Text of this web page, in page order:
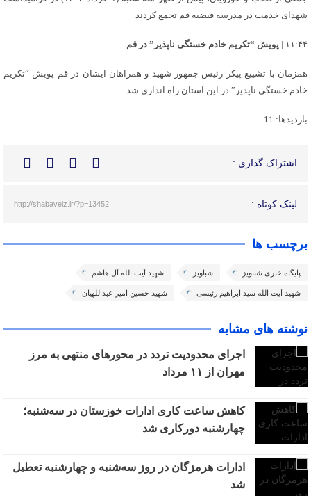
شهدای خدمت در مدرسه فیضیه قم تجمع کردند
۱۱:۴۴ | پویش “تکریم خادم خستگی ناپذیر” در قم
همزمان با تشییع پیکر رئیس جمهور شهید و همراهان ایشان در قم پویش “تکریم
خادم خستگی ناپذیر” در این استان راه اندازی شد
بازدیدها: 11
اشتراک گذاری :
لینک کوتاه : http://shabaveiz.ir/?p=13452
برچسب ها
پایگاه خبری شباویز شباویز شهید آیت الله آل هاشم
شهید آیت الله سید ابراهیم رئیسی شهید حسین امیر عبداللهیان
نوشته های مشابه
اجرای محدودیت تردد در محورهای منتهی به مرز
مهران از ۱۱ مرداد
کاهش ساعت کاری ادارات خوزستان در سه‌شنبه؛
چهارشنبه دورکاری شد
ادارات هرمزگان در روز سه‌شنبه و چهارشنبه تعطیل
شد